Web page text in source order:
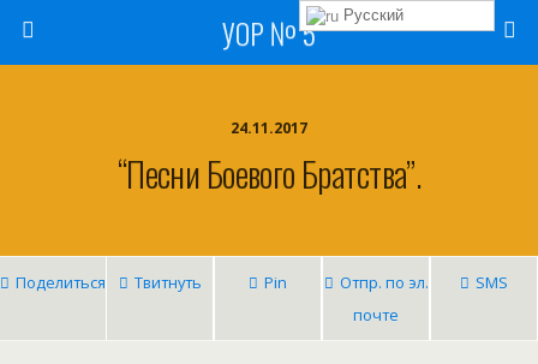
УОР № 5
24.11.2017
“Песни Боевого Братства”.
Поделиться Твитнуть Pin
Отпр. по эл.
почте
SMS
Русский